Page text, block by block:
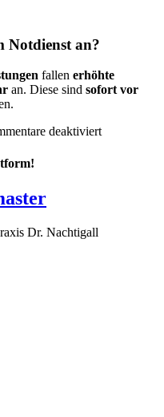
Notdienst an?
fallen erhöhte
an. Diese sind sofort vor
deaktiviertfür
Dr. Nachtigall